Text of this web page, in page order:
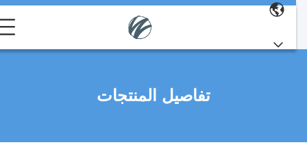
تفاصيل المنتجات